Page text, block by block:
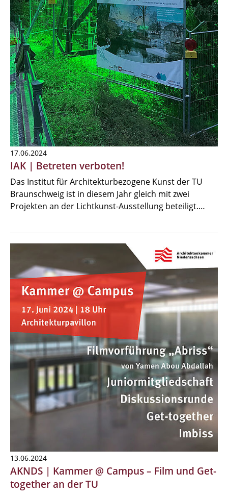
17.06.2024
IAK | Betreten verboten!
Das Institut für Architekturbezogene Kunst der TU
Braunschweig ist in diesem Jahr gleich mit zwei
Projekten an der Lichtkunst-Ausstellung beteiligt.…
13.06.2024
AKNDS | Kammer @ Campus – Film und Get-
together an der TU